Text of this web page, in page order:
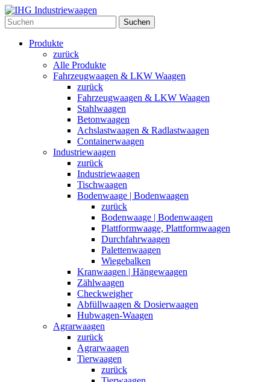
Suchen
Produkte
zurück
Alle Produkte
Fahrzeugwaagen & LKW Waagen
zurück
Fahrzeugwaagen & LKW Waagen
Stahlwaagen
Betonwaagen
Achslastwaagen & Radlastwaagen
Containerwaagen
Industriewaagen
zurück
Industriewaagen
Tischwaagen
Bodenwaage | Bodenwaagen
zurück
Bodenwaage | Bodenwaagen
Plattformwaage, Plattformwaagen
Durchfahrwaagen
Palettenwaagen
Wiegebalken
Kranwaagen | Hängewaagen
Zählwaagen
Checkweigher
Abfüllwaagen & Dosierwaagen
Hubwagen-Waagen
Agrarwaagen
zurück
Agrarwaagen
Tierwaagen
zurück